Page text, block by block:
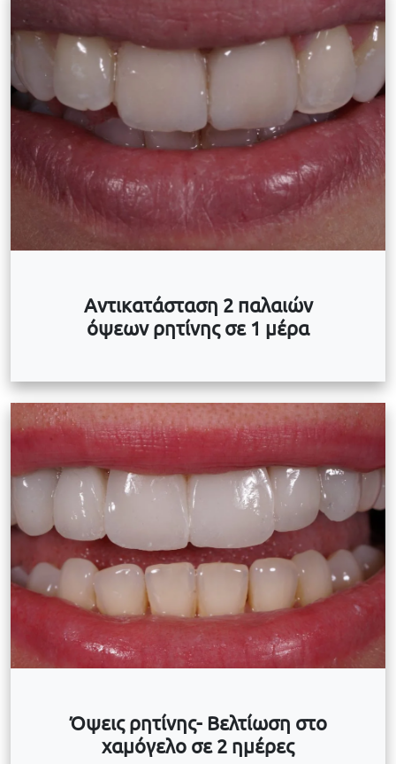
Αντικατάσταση 2 παλαιών
όψεων ρητίνης σε 1 μέρα
Όψεις ρητίνης- Βελτίωση στο
χαμόγελο σε 2 ημέρες